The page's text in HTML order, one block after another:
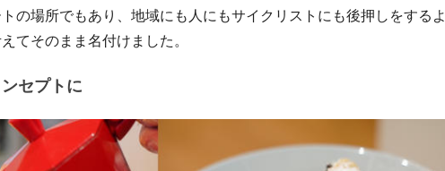
の場所でもあり、地域にも人にもサイクリストにも後押しをするよ
てそのまま名付けました。
セプトに